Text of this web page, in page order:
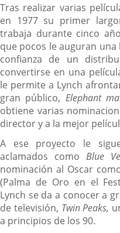
Tras realizar varias
en 1977 su primer
trabaja durante cinco
que pocos le auguran
confianza de un
convertirse en una
le permite a Lynch
gran público, Elephant
obtiene varias
director y a la mejor
A ese proyecto le
aclamados como Blue
nominación al Oscar
(Palma de Oro en el
Lynch se da a conocer a
de televisión, Twin Peaks,
a principios de los 90.